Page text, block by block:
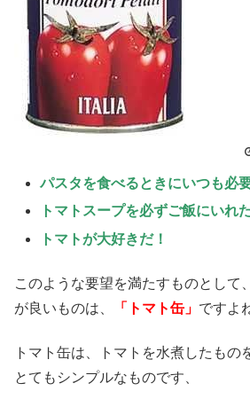
パスタを食べるときにいつも必
トマトスープを必ずご飯にいれ
トマトが大好きだ！
このような要望を満たすものとして
が良いものは、
「トマト缶」 ですよ
トマト缶は、トマトを水煮したもの
とてもシンプルなものです、